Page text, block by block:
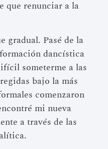
que renunciar a la
gradual. Pasé de la
dancística
someterme a las
bajo la más
comenzaron
mi nueva
a través de las